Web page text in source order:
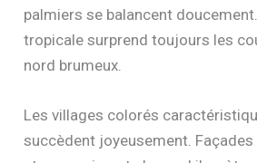
palmiers se balancent
tropicale surprend toujours les
nord brumeux.
Les villages colorés
succèdent joyeusement.